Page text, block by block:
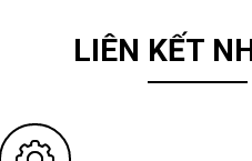
LIÊN KẾT